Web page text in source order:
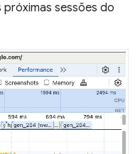
sessões do